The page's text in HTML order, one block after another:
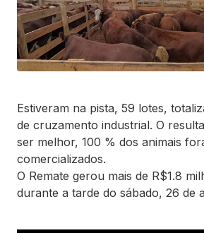
Estiveram na pista, 59 lotes,
de cruzamento industrial. O
ser melhor, 100 % dos animais
comercializados.
O Remate gerou mais de R$1.8
durante a tarde do sábado, 26 de